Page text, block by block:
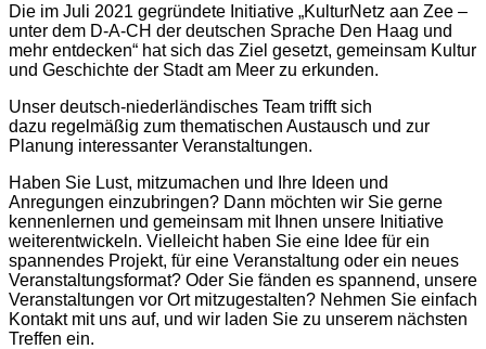
Die im Juli 2021 gegründete Initiative „KulturNetz aan Zee –
unter dem D-A-CH der deutschen Sprache Den Haag und
mehr entdecken“ hat sich das Ziel gesetzt, gemeinsam Kultur
und Geschichte der Stadt am Meer zu erkunden.
Unser deutsch-niederländisches Team trifft sich
dazu regelmäßig zum thematischen Austausch und zur
Planung interessanter Veranstaltungen.
Haben Sie Lust, mitzumachen und Ihre Ideen und
Anregungen einzubringen? Dann möchten wir Sie gerne
kennenlernen und gemeinsam mit Ihnen unsere Initiative
weiterentwickeln. Vielleicht haben Sie eine Idee für ein
spannendes Projekt, für eine Veranstaltung oder ein neues
Veranstaltungsformat? Oder Sie fänden es spannend, unsere
Veranstaltungen vor Ort mitzugestalten? Nehmen Sie einfach
Kontakt mit uns auf, und wir laden Sie zu unserem nächsten
Treffen ein.​